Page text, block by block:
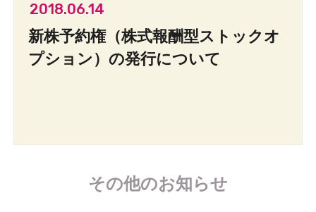
2018.06.14
新株予約権（株式報酬型ストックオ
プション）の発行について
その他のお知らせ